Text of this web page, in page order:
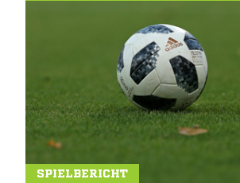
SPIELBERICHT